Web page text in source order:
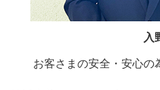
入
お客さまの安全・安心の